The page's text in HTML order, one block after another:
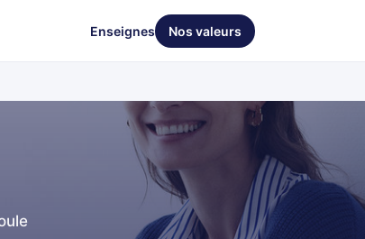
Enseignes Nos valeurs